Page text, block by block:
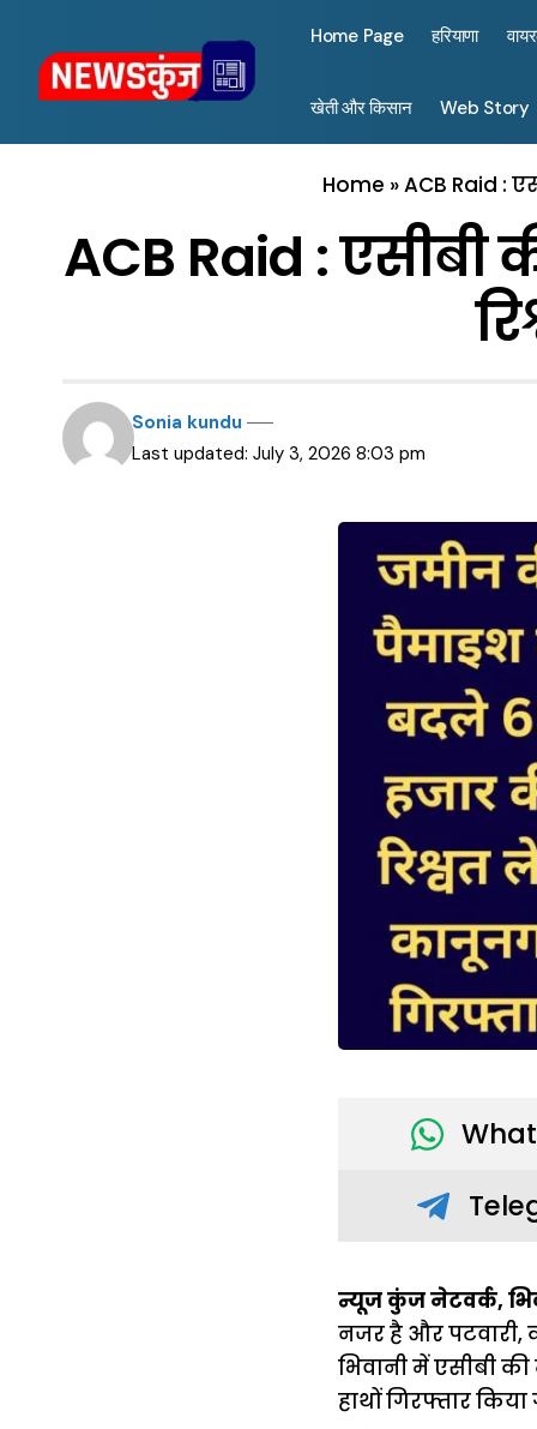
Home Page हरियाणा
खेती और किसान Web Story
Home »ACB Raid :
ACB Raid :
Last updated: July 3, 2026 8:03 pm
Sonia kundu
न्यूज कुंज नेटवर्क,
नजर है और पटवारी,
भिवानी में एसीबी
हाथों गिरफ्तार किया